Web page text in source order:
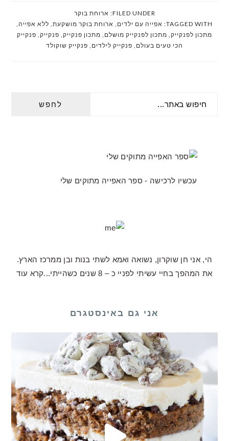
FILED UNDER: ארוחת בוקר
TAGGED WITH: אפייה עם ילדים , ארוחת בוקר מושקעת, ללא אפייה,
מתכון לפנקייק, מתכון לפנקייק מושלם , מתכון פנקייק, פנקייק, פנקייק
הכי טעים בעולם , פנקייק לילדים , פנקייק שוקולד
SIDEBAR
עכשיו לרכישה - ספר האפייה מתוקים שלי
הי, אני חן שוקרון, נשואה ואמא לשתי בנות ובן ממרכז הארץ.
את המהפך בחיי עשיתי לפניי כ – 8 שנים כשהייתי...
קרא עוד
אני גם באינסטגרם